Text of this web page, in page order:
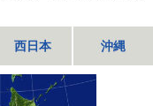
西日本 沖縄